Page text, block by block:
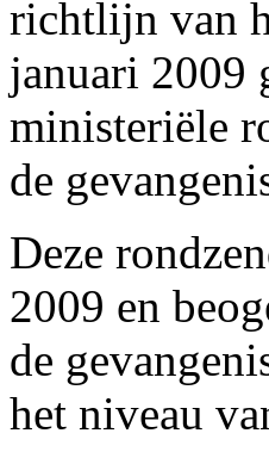
richtlijn van
januari 2009
ministeriële
de
Deze
2009 en
de
het niveau